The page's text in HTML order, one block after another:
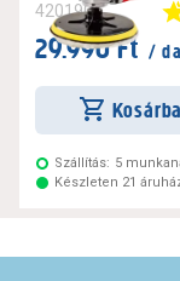
420190
29.990 Ft /
Kosárba
Szállítás: 5
Készleten 21